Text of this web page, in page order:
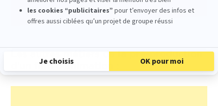
Les autres métiers de la pré-production
d'un film d'animation :